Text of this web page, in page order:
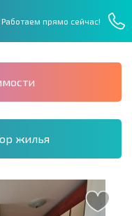
Работаем прямо сейчас!
жилья